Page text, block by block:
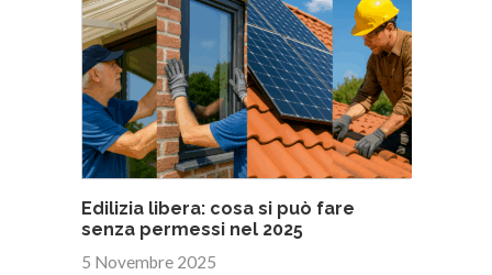
Edilizia libera: cosa si può fare
senza permessi nel 2025
5 Novembre 2025